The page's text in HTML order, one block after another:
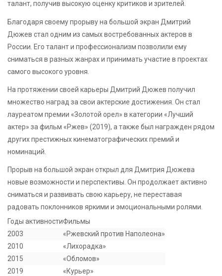
талант, получив высокую оценку критиков и зрителей.
Благодаря своему прорыву на большой экран Дмитрий
Дюжев стал одним из самых востребованных актеров в
России. Его талант и профессионализм позволили ему
сниматься в разных жанрах и принимать участие в проектах
самого высокого уровня.
На протяжении своей карьеры Дмитрий Дюжев получил
множество наград за свои актерские достижения. Он стал
лауреатом премии «Золотой орел» в категории «Лучший
актер» за фильм «Ржев» (2019), а также был награжден рядом
других престижных кинематографических премий и
номинаций.
Прорыв на большой экран открыл для Дмитрия Дюжева
новые возможности и перспективы. Он продолжает активно
сниматься и развивать свою карьеру, не переставая
радовать поклонников яркими и эмоциональными ролями.
Годы активностиФильмы
2003
«Ржевский против Наполеона»
2010
«Лихорадка»
2015
«Обломов»
2019
«Курьер»